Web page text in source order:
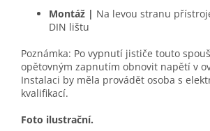
Montáž | Na levou stranu
DIN lištu
Poznámka: Po vypnutí jističe touto
opětovným zapnutím obnovit napětí v
Instalaci by měla provádět osoba s
kvalifikací.
Foto ilustrační.